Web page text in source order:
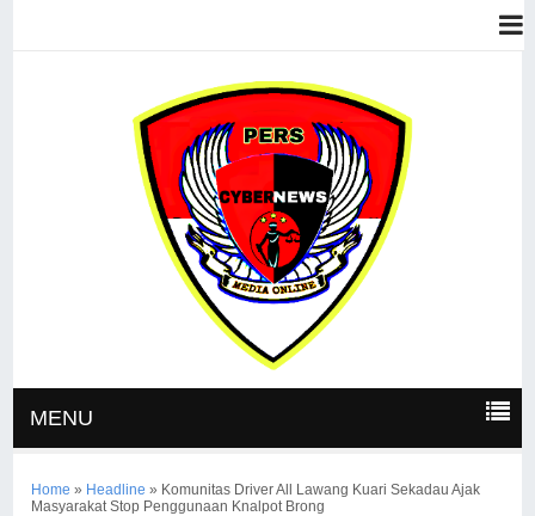
MENU
Home » Headline » Komunitas Driver All Lawang Kuari Sekadau Ajak
Masyarakat Stop Penggunaan Knalpot Brong